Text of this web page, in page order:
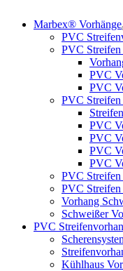
Marbex® Vorhänge
PVC
PVC
PVC
PVC
PVC
PVC
PVC
PVC
PVC
PVC
PVC
Vorhang
Schweißer
PVC
Kühlhaus